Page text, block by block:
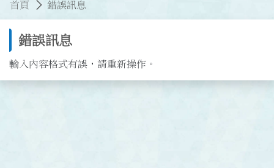
首頁 錯誤訊息
錯誤訊息
輸入內容格式有誤，請重新操作。